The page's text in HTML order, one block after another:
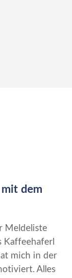
mit dem
Meldeliste
Kaffeehaferl
mich in der
Alles